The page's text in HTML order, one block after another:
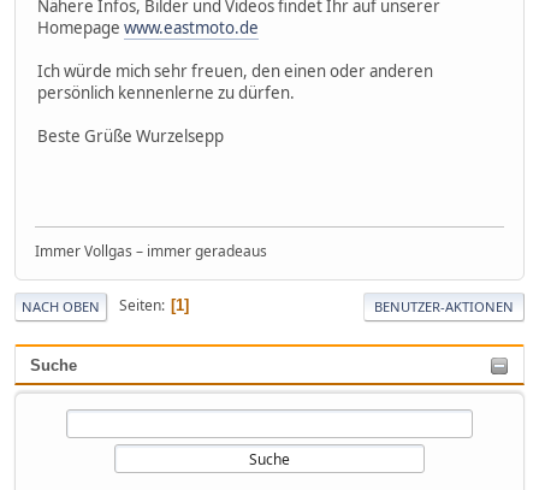
Suche
Nähere Infos, Bilder und Videos findet Ihr auf unserer
Homepage www.eastmoto.de
Ich würde mich sehr freuen, den einen oder anderen
persönlich kennenlerne zu dürfen.
Beste Grüße Wurzelsepp
Immer Vollgas – immer geradeaus
NACH OBEN Seiten 1 BENUTZER-AKTIONEN